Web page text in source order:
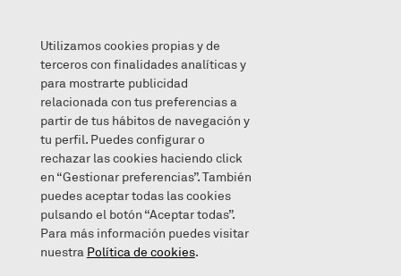
BADATOZ INAUTERIAK! 🎭
2023/02/10
Utilizamos cookies propias y de
terceros con finalidades analíticas y
para mostrarte publicidad
relacionada con tus preferencias a
partir de tus hábitos de navegación y
tu perfil. Puedes configurar o
rechazar las cookies haciendo click
en “Gestionar preferencias”. También
puedes aceptar todas las cookies
pulsando el botón “Aceptar todas”.
Para más información puedes visitar
nuestra Política de cookies.